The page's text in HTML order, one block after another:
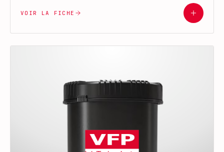
VOIR LA FICHE